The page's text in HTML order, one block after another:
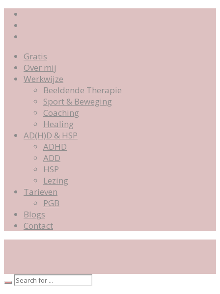
Gratis
Over mij
Werkwijze
Beeldende Therapie
Sport & Beweging
Coaching
Healing
AD(H)D & HSP
ADHD
ADD
HSP
Lezing
Tarieven
PGB
Blogs
Contact